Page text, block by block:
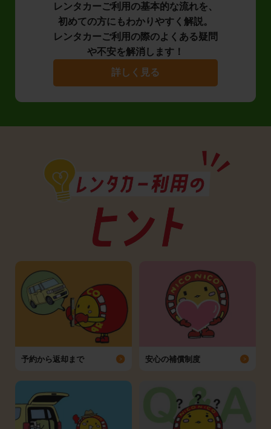
レンタカーご利用の基本的な流れを、
初めての方にもわかりやすく解説。
レンタカーご利用の際のよくある疑問
や不安を解消します！
詳しく見る
予約から返却まで 安心の補償制度